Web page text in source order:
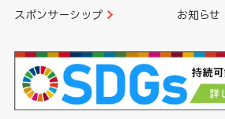
スポンサーシップ お知らせ